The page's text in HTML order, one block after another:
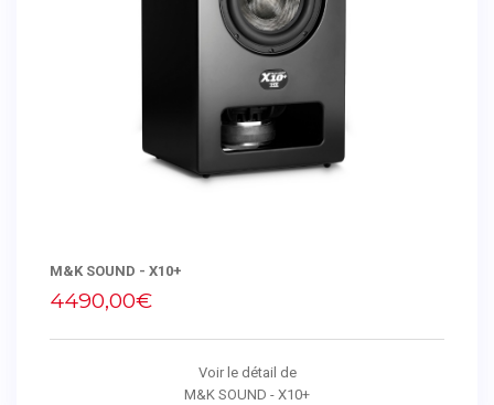
M&K SOUND - X10+
4490,00€
Voir le détail de
M&K SOUND - X10+